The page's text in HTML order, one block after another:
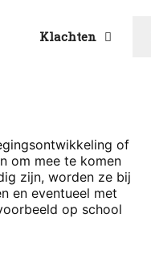
Klachten
of
om mee te komen
zijn, worden ze bij
en eventueel met
op school